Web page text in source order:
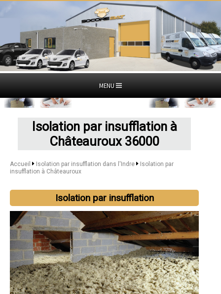
MENU
Isolation par insufflation à
Châteauroux 36000
Accueil Isolation par insufflation dans l'Indre
Isolation par
insufflation à Châteauroux
Isolation par insufflation